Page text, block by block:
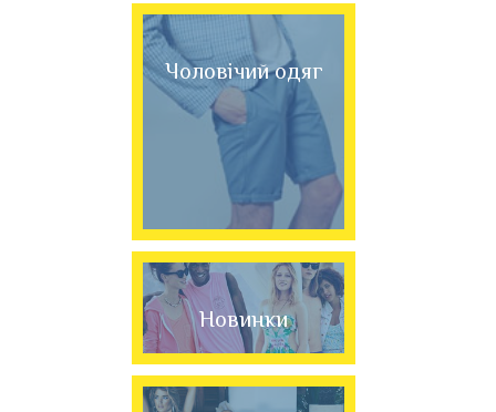
Чоловічий одяг
Новинки